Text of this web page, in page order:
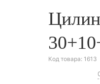
Код товара: 1613